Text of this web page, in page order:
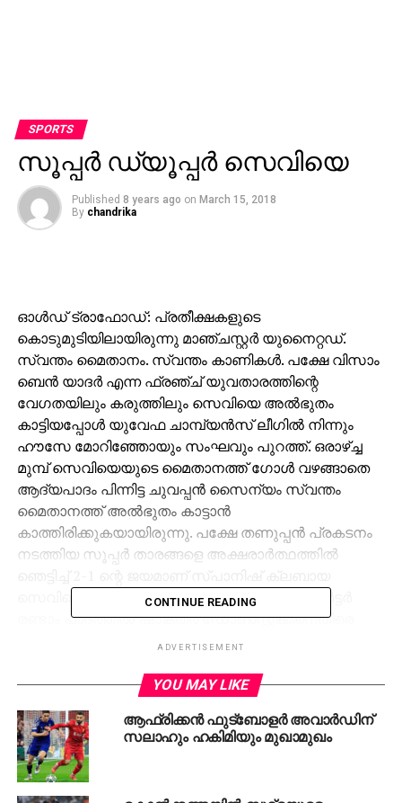
SPORTS
സൂപ്പര്‍ ഡ്യൂപ്പര്‍ സെവിയെ
Published 8 years ago on March 15, 2018
By chandrika
ഓള്‍ഡ് ട്രാഫോഡ്: പ്രതീക്ഷകളുടെ
കൊടുമുടിയിലായിരുന്നു മാഞ്ചസ്റ്റര്‍ യുനൈറ്റഡ്.
സ്വന്തം മൈതാനം. സ്വന്തം കാണികള്‍. പക്ഷേ വിസാം
ബെന്‍ യാദര്‍ എന്ന ഫ്രഞ്ച് യുവതാരത്തിന്റെ
വേഗതയിലും കരുത്തിലും സെവിയെ അല്‍ഭുതം
കാട്ടിയപ്പോള്‍ യുവേഫ ചാമ്പ്യന്‍സ് ലീഗില്‍ നിന്നും
ഹൗസേ മോറിഞ്ഞോയും സംഘവും പുറത്ത്. ഒരാഴ്ച്ച
മുമ്പ് സെവിയെയുടെ മൈതാനത്ത് ഗോള്‍ വഴങ്ങാതെ
ആദ്യപാദം പിന്നിട്ട ചുവപ്പന്‍ സൈന്യം സ്വന്തം
മൈതാനത്ത് അല്‍ഭുതം കാട്ടാന്‍
കാത്തിരിക്കുകയായിരുന്നു. പക്ഷേ തണുപ്പന്‍ പ്രകടനം
നടത്തിയ സൂപ്പര്‍ താരങ്ങളെ അക്ഷരാര്‍ത്ഥത്തില്‍
സെവിയെ സ്വന്തമാക്കിയത്. മറ്റൊരു പ്രി ക്വാര്‍ട്ടര്‍
രണ്ടാം പാദത്തില്‍ ഷാക്തര്‍ ഡോണ്‍സ്റ്റക്കിനെതിരെ
ഇറ്റാലിയന്‍ ക്ലബായ ഏ.എസ് റോമ എവേ ഗോള്‍
ഷാക്തറാണ് ജയിച്ചത്. പക്ഷേ ഇന്നലെ രണ്ടാം
ജയിച്ചപ്പോള്‍ ആദ്യ പാദത്തില്‍ ഷാക്തറിന്റെ
മൈതാനത്ത് അവര്‍ക്കെതിരെ നേടിയ ഗോള്‍
നിര്‍ണായകമായി. മാഞ്ചസ്റ്ററിന്റെ ഫുട്‌ബോള്‍
ചരിത്രത്തിലെ കറുത്ത ദിനമായിരുന്നു ഓള്‍ഡ്
CONTINUE READING
ADVERTISEMENT
YOU MAY LIKE
ആഫ്രിക്കന്‍ ഫുട്‌ബോളര്‍ അവാര്‍ഡിന്
സലാഹും ഹകിമിയും മുഖാമുഖം